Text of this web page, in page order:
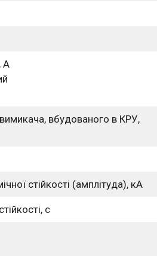
А
вбудованого в КРУ,
стійкості (амплітуда), кА
с